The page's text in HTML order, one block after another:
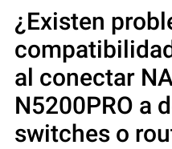
¿Existen
al conectar
N5200PRO a
switches o